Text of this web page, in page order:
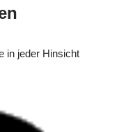
in jeder Hinsicht